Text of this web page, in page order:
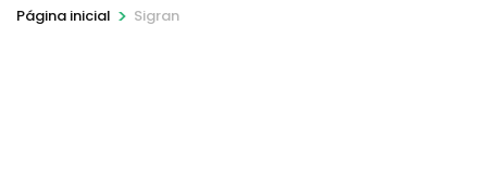
Página inicial > Sigran